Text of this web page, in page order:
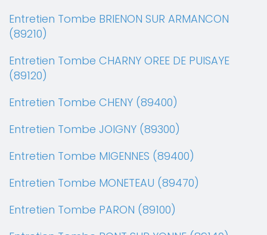
Entretien Tombe BRIENON SUR ARMANCON
(89210)
Entretien Tombe CHARNY OREE DE PUISAYE
(89120)
Entretien Tombe CHENY (89400)
Entretien Tombe JOIGNY (89300)
Entretien Tombe MIGENNES (89400)
Entretien Tombe MONETEAU (89470)
Entretien Tombe PARON (89100)